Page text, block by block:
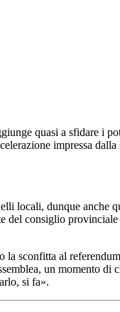
quasi a sfidare i
impressa
locali, dunque anche
del consiglio
sconfitta al
un momento di
si fa».